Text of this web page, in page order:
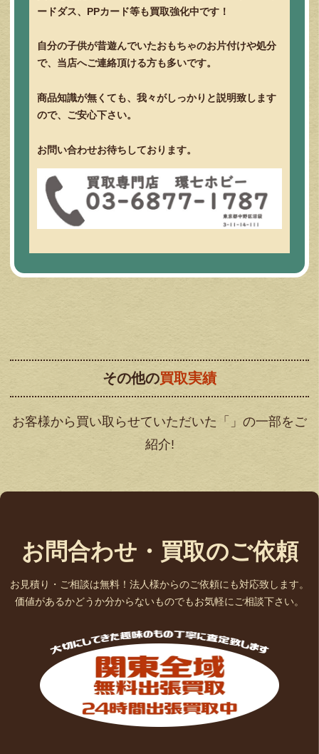
ードダス、PPカード等も買取強化中です！
自分の子供が昔遊んでいたおもちゃのお片付けや処分
で、当店へご連絡頂ける方も多いです。
商品知識が無くても、我々がしっかりと説明致します
ので、ご安心下さい。
お問い合わせお待ちしております。
その他の買取実績
お客様から買い取らせていただいた「」の一部をご
紹介!
お問合わせ・買取のご依頼
お見積り・ご相談は無料！法人様からのご依頼にも対応致します。
価値があるかどうか分からないものでもお気軽にご相談下さい。